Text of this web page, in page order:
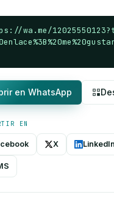
wa.me/
en WhatsApp
EN
X LinkedIn